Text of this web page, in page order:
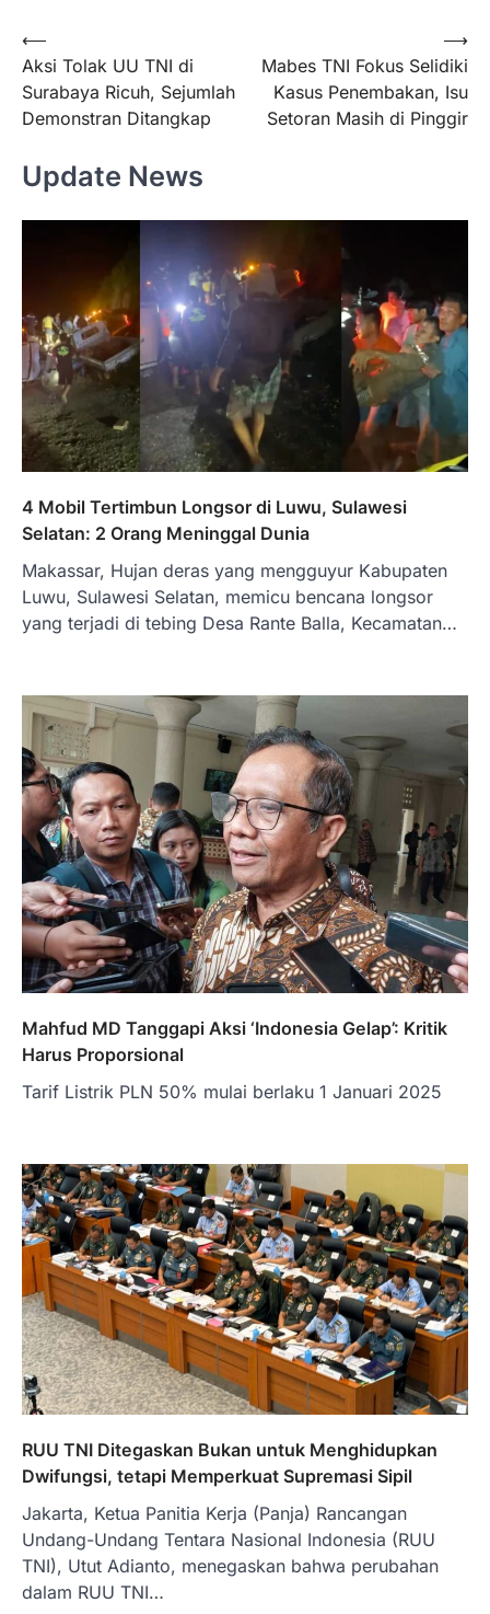
Navigasi
pos
⟵
Aksi Tolak UU TNI di
Surabaya Ricuh, Sejumlah
Demonstran Ditangkap
Mabes TNI Fokus Selidiki
Kasus Penembakan, Isu
Setoran Masih di Pinggir
⟶
Update News
4 Mobil Tertimbun Longsor di Luwu, Sulawesi
Selatan: 2 Orang Meninggal Dunia
Makassar, Hujan deras yang mengguyur Kabupaten
Luwu, Sulawesi Selatan, memicu bencana longsor
yang terjadi di tebing Desa Rante Balla, Kecamatan…
Mahfud MD Tanggapi Aksi ‘Indonesia Gelap’: Kritik
Harus Proporsional
Tarif Listrik PLN 50% mulai berlaku 1 Januari 2025
RUU TNI Ditegaskan Bukan untuk Menghidupkan
Dwifungsi, tetapi Memperkuat Supremasi Sipil
Jakarta, Ketua Panitia Kerja (Panja) Rancangan
Undang-Undang Tentara Nasional Indonesia (RUU
TNI), Utut Adianto, menegaskan bahwa perubahan
dalam RUU TNI…